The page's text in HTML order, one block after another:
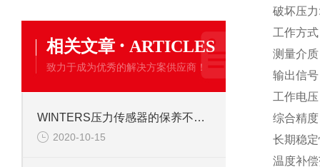
破坏压力
工作方
测量介
输出信
工作电
综合精
长期稳
温度补
相关文章 · ARTICLES
致力于成为优秀的解决方案供应商！
WINTERS压力传感器的保养不是简单的擦拭
2020-10-15